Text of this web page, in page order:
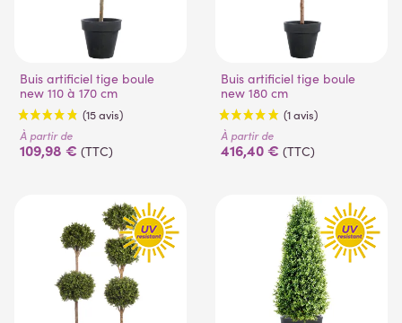
Buis artificiel tige boule
new 110 à 170 cm
(15 avis)
À partir de
109,98 € (TTC)
Buis artificiel tige boule
new 180 cm
(1 avis)
À partir de
416,40 € (TTC)